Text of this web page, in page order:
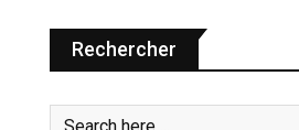
Rechercher